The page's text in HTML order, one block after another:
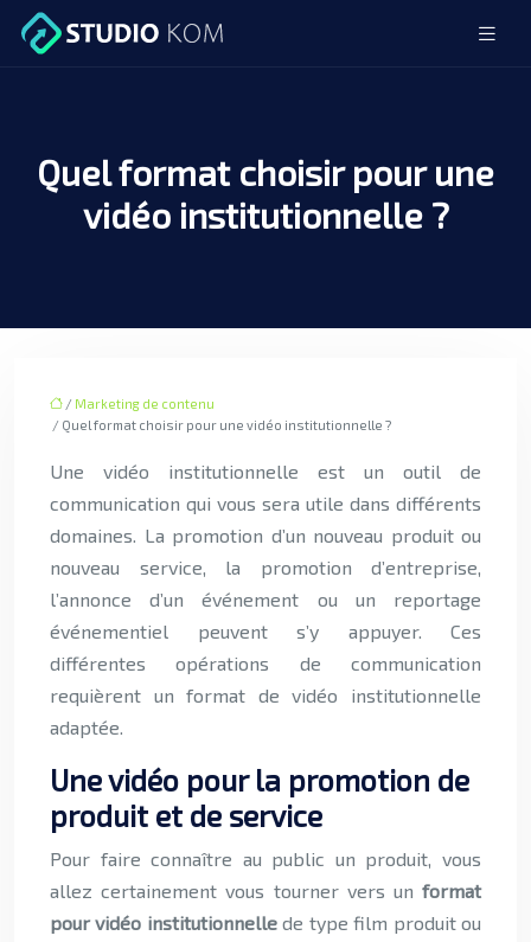
Quel format choisir pour une
vidéo institutionnelle ?
/ Marketing de contenu
/ Quel format choisir pour une vidéo institutionnelle ?
Une vidéo institutionnelle est un outil de
communication qui vous sera utile dans différents
domaines. La promotion d’un nouveau produit ou
nouveau service, la promotion d’entreprise,
l’annonce d’un événement ou un reportage
événementiel peuvent s’y appuyer. Ces
différentes opérations de communication
requièrent un format de vidéo institutionnelle
adaptée.
Une vidéo pour la promotion de
produit et de service
Pour faire connaître au public un produit, vous
allez certainement vous tourner vers un format
pour vidéo institutionnellede type film produit ou